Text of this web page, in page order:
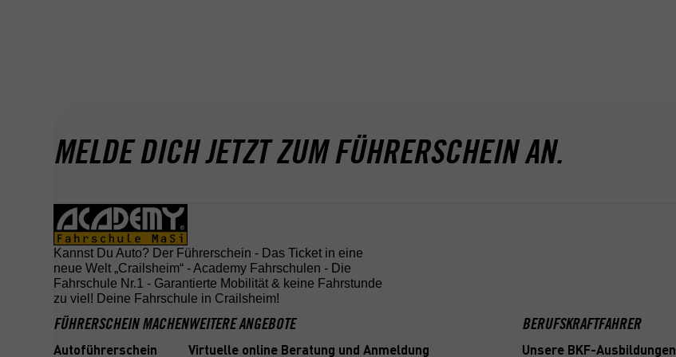
MELDE DICH JETZT ZUM FÜHRERSCHEIN AN.
Kannst Du Auto? Der Führerschein - Das Ticket in eine
neue Welt „Crailsheim“ - Academy Fahrschulen - Die
Fahrschule Nr.1 - Garantierte Mobilität & keine Fahrstunde
zu viel! Deine Fahrschule in Crailsheim!
FÜHRERSCHEIN MACHEN
Autoführerschein
WEITERE ANGEBOTE
Virtuelle online Beratung und Anmeldung
BERUFSKRAFTFAHRER
Unsere BKF-Ausbildungen